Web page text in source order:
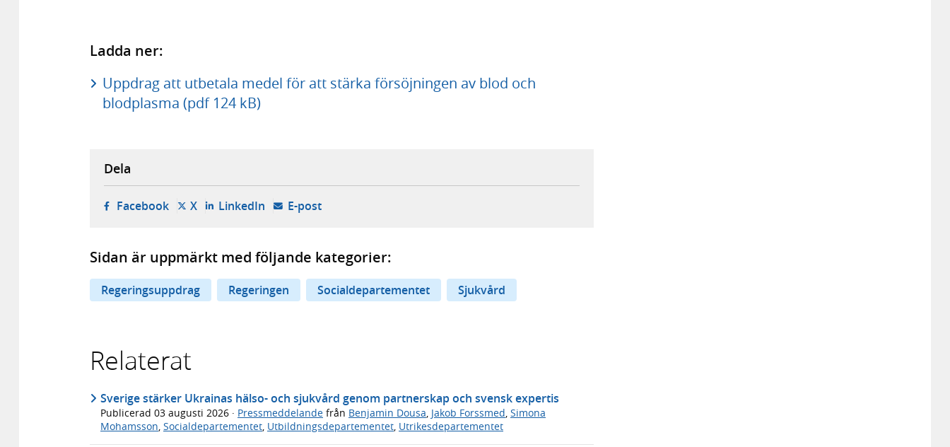
Ladda ner:
Uppdrag att utbetala medel för att stärka försöjningen av blod och
blodplasma (pdf 124 kB)
Dela
Facebook- öppnas i ny flik, extern webbplats,
X- öppnas i ny flik, extern webbplats,
LinkedIn- öppnas i ny flik, extern webbplats,
E-post- öppnar din e-postklient,
Sidan är uppmärkt med följande kategorier:
Regeringsuppdrag Regeringen Socialdepartementet Sjukvård
Relaterat
Sverige stärker Ukrainas hälso- och sjukvård genom partnerskap och svensk expertis
Publicerad 03 augusti 2026 · Pressmeddelande från Benjamin Dousa, Jakob Forssmed, Simona
Mohamsson, Socialdepartementet, Utbildningsdepartementet, Utrikesdepartementet